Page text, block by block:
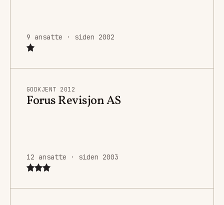
9 ansatte · siden 2002
GODKJENT 2012
Forus Revisjon AS
12 ansatte · siden 2003